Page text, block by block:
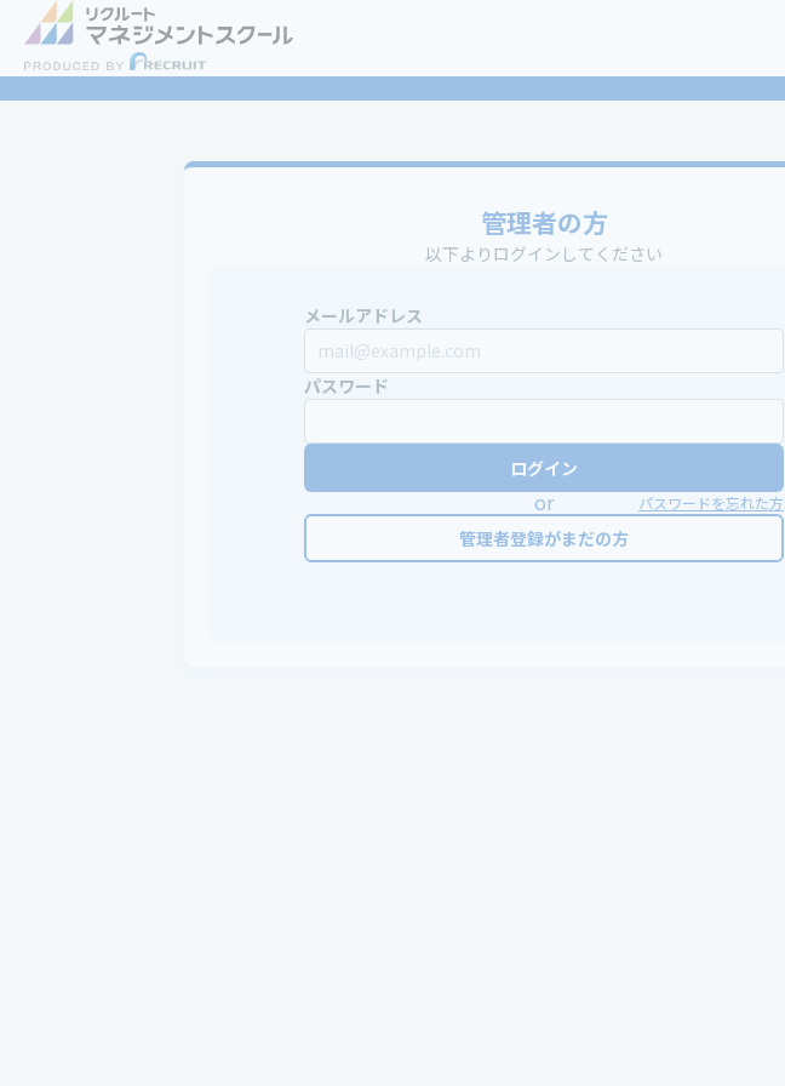
管理者の方
以下よりログインしてください
メールアドレス
パスワード
ログイン
or パスワードを忘れた方
管理者登録がまだの方